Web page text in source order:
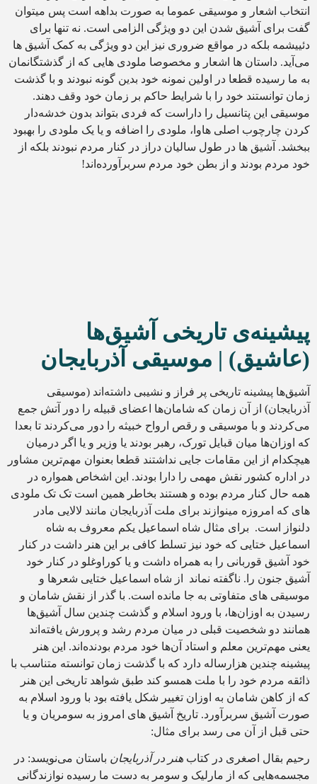
انتخاب اشعار و موسیقی عموما به صورت بداهه است پس میتوان
گفت برای آشیق شدن این دو ویژگی الزامی‌ است. نه تنها برای
دئییشمه بلکه در مواقع ضروری نیز این دو ویژگی به کمک آشیق ها
می‌آید. داستان ها اشعار و مخصوصا ملودی هایی که از گذشتگانمان
به ما رسیده قطعا در اولین نمونه خود بدین گونه نبودند و با گذشت
زمان توانستند خود را با شرایط حاکم بر زمان خود وقف دهند.
موسیقی این پتانسیل را داراست که فردی بتواند بدون خدشه‌دار
کردن چارچوب اصلی هاوا، ملودی را اضافه و یا یک ملودی را بهبود
ببخشد. آشیق ها در طول سالیان دراز در کنار مردم نبودند بلکه از
خود مردم بودند و از بطن خود مردم سربرآورده‌اند!
پیشینه‌ی تاریخی آشیق‌ها
(عاشیق) | موسیقی آذربایجان
آشیق‌ها پیشینه تاریخی پر فراز و نشیبی داشته‌اند (موسیقی
آذربایجان) از آن زمان که شامان‌ها اعضای قبیله را دور آتش جمع
می‌کردند و با موسیقی و رقص ارواح خبیثه را دور می‌کردند تا بعدا
که اوزان‌ها میان قبایل تورک، رهبر بودند یا وزیر و یا اگر درمیان
هیچکدام از این مقامات جایی نداشتند قطعا بعنوان مهم‌ترین مشاور
در اداره کشور نقش مهمی را دارا بودند. این اشخاص همواره در
همه حال کنار مردم بوده و هستند بخاطر همین است تک تک ملودی
های که امروزه مینوازند برای ملت آذربایجان مانند لالایی مادر
دلنواز است. برای مثال شاه اسماعیل یکم معروف به شاه
اسماعیل ختایی که خود نیز تسلط کافی بر این هنر داشت در کنار
خود آشیق قوربانی را به همراه داشت و یا کوراوغلو در کنار خود
آشیق جنون را. ناگفته نماند از شاه اسماعیل ختایی شعرها و
موسیقی های متفاوتی به جا مانده است. با گذر از نقش شامان و
رسیدن به اوزان‌ها، با ورود اسلام و گذشت چندین سال آشیق‌ها
همانند دو شخصیت قبلی در میان مردم رشد و پرورش یافته‌اند
یعنی مهم‌ترین معلم و استاد آن‌ها خود مردم بودنده‌اند‌. این هنر
پیشینه چندین هزارساله دارد که با گذشت زمان توانسته متناسب با
ذائقه مردم خود را با ملت همسو کند طبق شواهد تاریخی این هنر
که از کاهن شامان به اوزان تغییر شکل یافته بود با ورود اسلام به
صورت آشیق سربرآورد. تاریخ آشیق های امروز به سومریان و یا
حتی قبل از آن می رسد برای مثال:
رحیم بقال اصغری در کتاب هنر در آذربایجان باستان می‌نویسد: در
مجسمه‌هایی که از مارلیک و سومر به دست ما رسیده نوازندگانی